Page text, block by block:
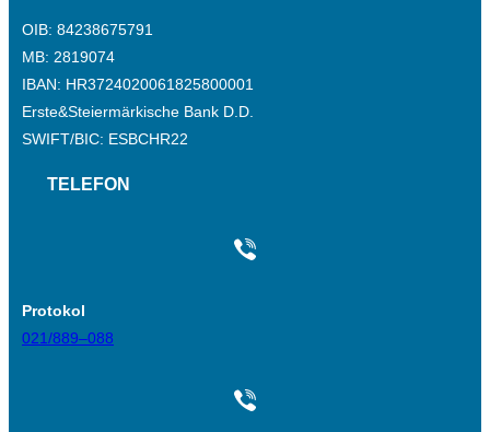
OIB: 84238675791
MB: 2819074
IBAN: HR3724020061825800001
Erste&Steiermärkische Bank D.D.
SWIFT/BIC: ESBCHR22
TELEFON
Protokol
021/889–088